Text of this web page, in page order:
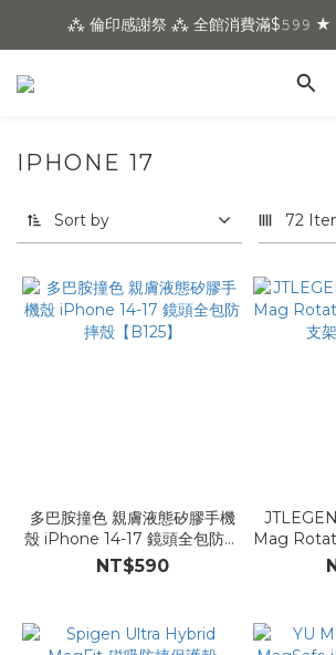
⁂ 倫印感謝祭 ⁂ 全館消費滿$𝟻𝟿𝟿 ★
IPHONE 17
Sort by 72
多巴胺撞色 親膚液態矽膠手機
殼 iPhone 14-17 鏡頭全包防摔
殼【B125】
NT$590
Mag
支